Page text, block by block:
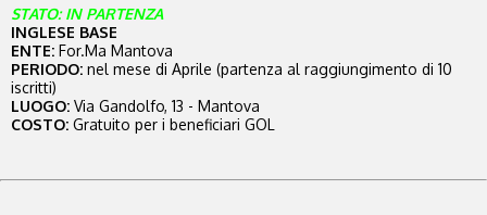
STATO: IN PARTENZA
INGLESE BASE
ENTE: For.Ma Mantova
PERIODO: nel mese di Aprile (partenza al raggiungimento di 10
iscritti)
LUOGO: Via Gandolfo, 13 - Mantova
COSTO: Gratuito per i beneficiari GOL